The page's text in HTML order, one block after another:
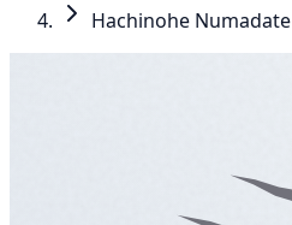
Hachinohe Numadate